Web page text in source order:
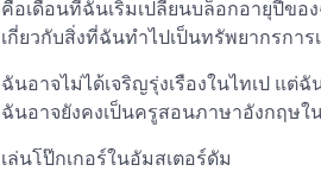
คือเดือนที่ฉันเริ่มเปลี่ยนบล็อกอายุปีขอ
เกี่ยวกับสิ่งที่ฉันทำไปเป็นทรัพยากรกา
ฉันอาจไม่ได้เจริญรุ่งเรืองในไทเป แ
ฉันอาจยังคงเป็นครูสอนภาษาอังกฤษใ
เล่นโป๊กเกอร์ในอัมสเตอร์ดัม